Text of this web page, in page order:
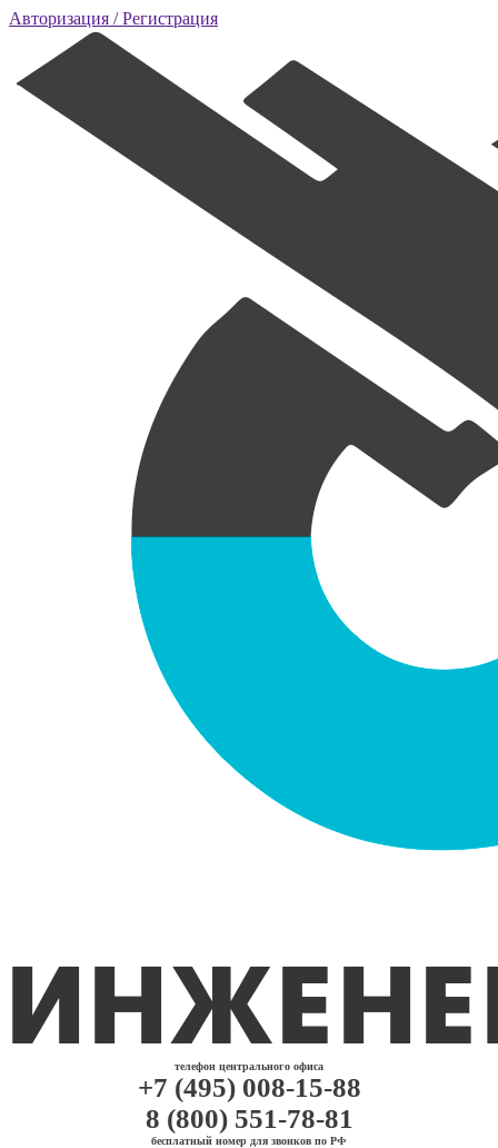
Авторизация / Регистрация
телефон центрального офиса
+7 (495) 008-15-88
8 (800) 551-78-81
бесплатный номер для звонков по РФ